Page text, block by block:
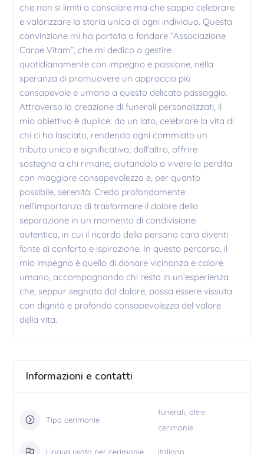
che non si limiti a consolare ma che sappia celebrare
e valorizzare la storia unica di ogni individuo. Questa
convinzione mi ha portata a fondare “Associazione
Carpe Vitam”, che mi dedico a gestire
quotidianamente con impegno e passione, nella
speranza di promuovere un approccio più
consapevole e umano a questo delicato passaggio.
Attraverso la creazione di funerali personalizzati, il
mio obiettivo è duplice: da un lato, celebrare la vita di
chi ci ha lasciato, rendendo ogni commiato un
tributo unico e significativo; dall’altro, offrire
sostegno a chi rimane, aiutandolo a vivere la perdita
con maggiore consapevolezza e, per quanto
possibile, serenità. Credo profondamente
nell’importanza di trasformare il dolore della
separazione in un momento di condivisione
autentica, in cui il ricordo della persona cara diventi
fonte di conforto e ispirazione. In questo percorso, il
mio impegno è quello di donare vicinanza e calore
umano, accompagnando chi resta in un’esperienza
che, seppur segnata dal dolore, possa essere vissuta
con dignità e profonda consapevolezza del valore
della vita.
Informazioni e contatti
Tipo cerimonie
funerali, altre
cerimonie
Lingua usata per cerimonie italiano